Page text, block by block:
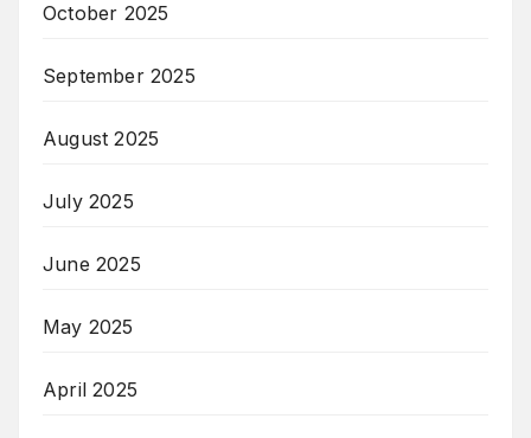
October 2025
September 2025
August 2025
July 2025
June 2025
May 2025
April 2025